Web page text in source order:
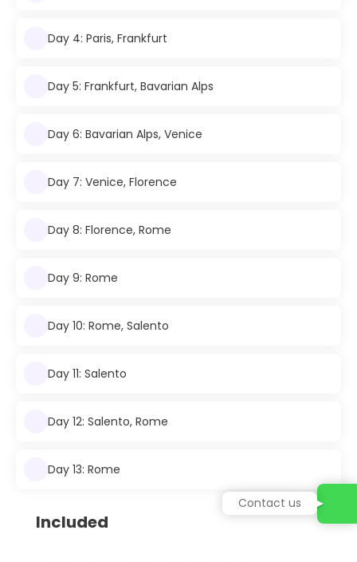
Day 4: Paris, Frankfurt
Day 5: Frankfurt, Bavarian Alps
Day 6: Bavarian Alps, Venice
Day 7: Venice, Florence
Day 8: Florence, Rome
Day 9: Rome
Day 10: Rome, Salento
Day 11: Salento
Day 12: Salento, Rome
Day 13: Rome
Included
Contact us